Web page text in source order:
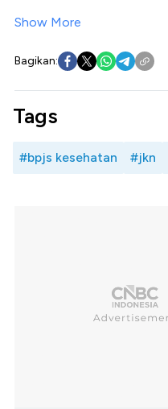
Show More
Bagikan:
Tags
#bpjs kesehatan #jkn